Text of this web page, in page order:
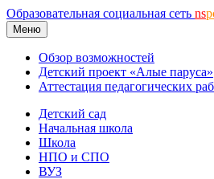
Образовательная социальная сеть ns
Меню
Обзор возможностей
Детский проект «Алые паруса»
Аттестация педагогических
Детский сад
Начальная школа
Школа
НПО и СПО
ВУЗ